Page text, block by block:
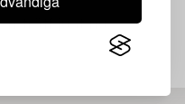
träff just nu.